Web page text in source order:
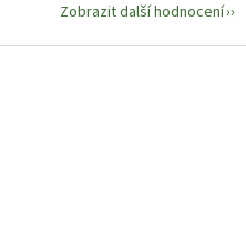
Zobrazit další hodnocení